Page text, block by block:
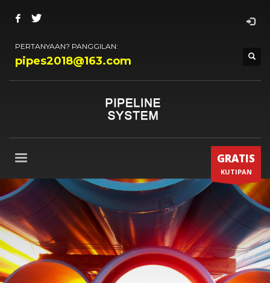
PERTANYAAN? PANGGILAN:
pipes2018@163.com
GRATIS
KUTIPAN